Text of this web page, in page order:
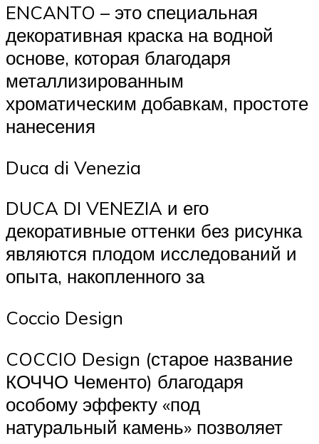
ENCANTO – это специальная
декоративная краска на водной
основе, которая благодаря
металлизированным
хроматическим добавкам, простоте
нанесения
Duca di Venezia
DUCA DI VENEZIA и его
декоративные оттенки без рисунка
являются плодом исследований и
опыта, накопленного за
Coccio Design
COCCIO Design (старое название
КОЧЧО Чементо) благодаря
особому эффекту «под
натуральный камень» позволяет